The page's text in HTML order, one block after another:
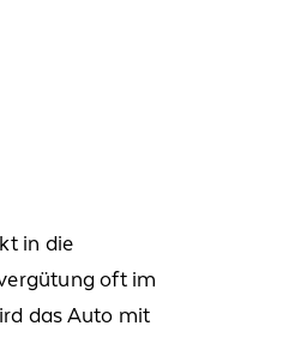
in die
oft im
das Auto mit